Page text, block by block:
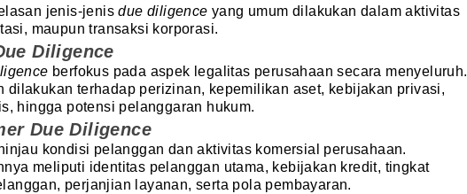
jenis-jenisdue diligence yang umum dilakukan dalam aktivitas
maupun transaksi korporasi.
Diligence
berfokus pada aspek legalitas perusahaan secara menyeluruh.
dilakukan terhadap perizinan, kepemilikan aset, kebijakan privasi,
hingga potensi pelanggaran hukum.
Due Diligence
kondisi pelanggan dan aktivitas komersial perusahaan.
meliputi identitas pelanggan utama, kebijakan kredit, tingkat
perjanjian layanan, serta pola pembayaran.